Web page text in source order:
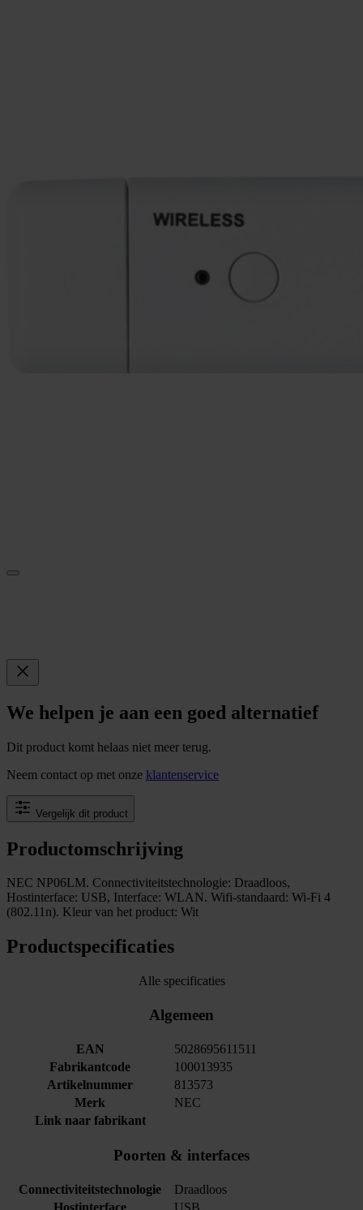
We helpen je aan een goed alternatief
Dit product komt helaas niet meer terug.
Neem contact op met onze klantenservice
Vergelijk dit product
Productomschrijving
NEC NP06LM. Connectiviteitstechnologie: Draadloos,
Hostinterface: USB, Interface: WLAN. Wifi-standaard: Wi-Fi 4
(802.11n). Kleur van het product: Wit
Productspecificaties
Alle specificaties
Algemeen
EAN
5028695611511
Fabrikantcode
100013935
Artikelnummer
813573
Merk
NEC
Link naar fabrikant
Poorten & interfaces
Connectiviteitstechnologie
Draadloos